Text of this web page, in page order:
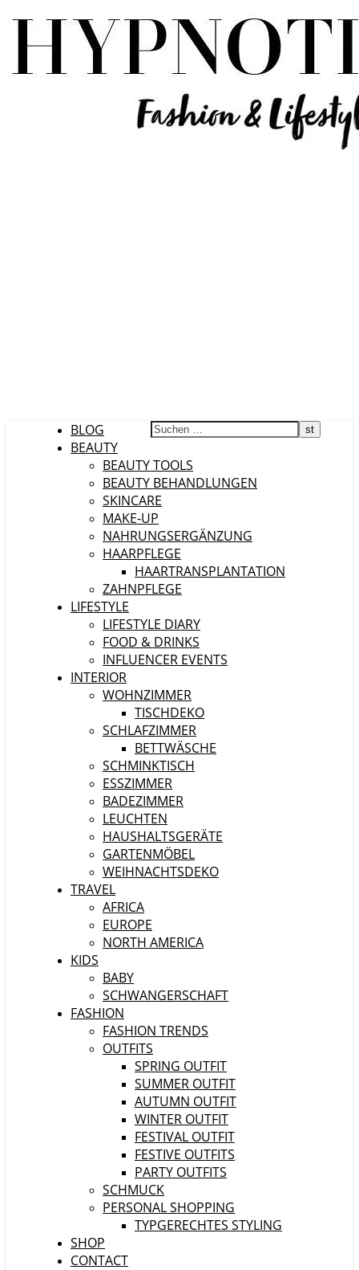
BLOG
BEAUTY
BEAUTY TOOLS
BEAUTY BEHANDLUNGEN
SKINCARE
MAKE-UP
NAHRUNGSERGÄNZUNG
HAARPFLEGE
HAARTRANSPLANTATION
ZAHNPFLEGE
LIFESTYLE
LIFESTYLE DIARY
FOOD & DRINKS
INFLUENCER EVENTS
INTERIOR
WOHNZIMMER
TISCHDEKO
SCHLAFZIMMER
BETTWÄSCHE
SCHMINKTISCH
ESSZIMMER
BADEZIMMER
LEUCHTEN
HAUSHALTSGERÄTE
GARTENMÖBEL
WEIHNACHTSDEKO
TRAVEL
AFRICA
EUROPE
NORTH AMERICA
KIDS
BABY
SCHWANGERSCHAFT
FASHION
FASHION TRENDS
OUTFITS
SPRING OUTFIT
SUMMER OUTFIT
AUTUMN OUTFIT
WINTER OUTFIT
FESTIVAL OUTFIT
FESTIVE OUTFITS
PARTY OUTFITS
SCHMUCK
PERSONAL SHOPPING
TYPGERECHTES STYLING
SHOP
CONTACT